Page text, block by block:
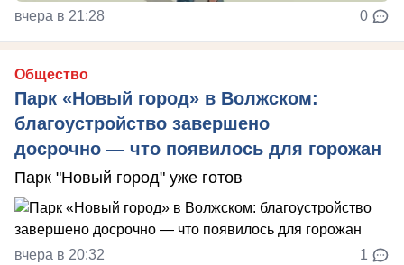
вчера в 21:28 0
Общество
Парк «Новый город» в Волжском:
благоустройство завершено
досрочно — что появилось для горожан
Парк "Новый город" уже готов
вчера в 20:32 1